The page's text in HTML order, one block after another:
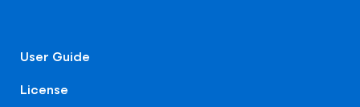
User Guide
License